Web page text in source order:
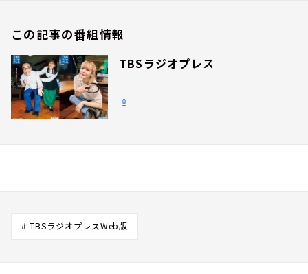
この記事の番組情報
TBSラジオプレス
# TBSラジオプレスWeb版